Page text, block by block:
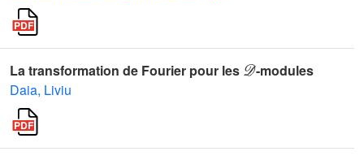
La transformation de Fourier pour les
𝒟
-modules
Daia, Liviu